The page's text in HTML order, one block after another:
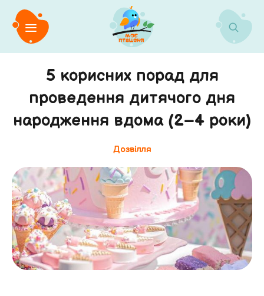
5 корисних порад для
проведення дитячого дня
народження вдома (2–4 роки)
Дозвілля